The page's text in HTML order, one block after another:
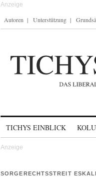
Autoren Unterstützung
TICHYS EINBLICK
SORGERECHTSSTREIT